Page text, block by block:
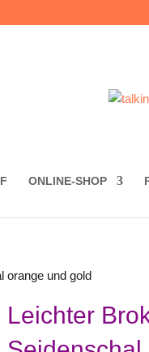
ONLINE-SHOP
orange und gold
Leichter